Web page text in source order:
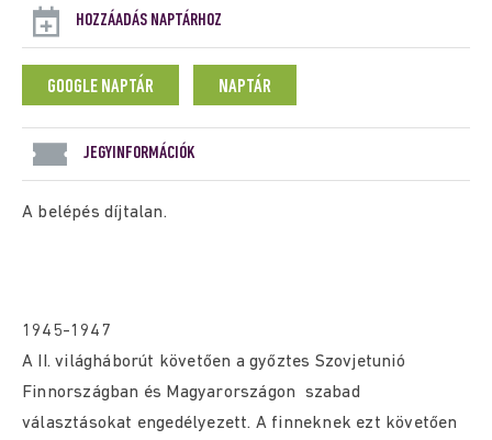
HOZZÁADÁS NAPTÁRHOZ
GOOGLE NAPTÁR NAPTÁR
JEGYINFORMÁCIÓK
A belépés díjtalan.
1945-1947
A II. világháborút követően a győztes Szovjetunió
Finnországban és Magyarországon szabad
választásokat engedélyezett. A finneknek ezt követően